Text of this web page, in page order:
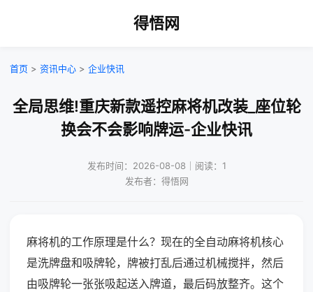
得悟网
首页 > 资讯中心 > 企业快讯
全局思维!重庆新款遥控麻将机改装_座位轮
换会不会影响牌运-企业快讯
发布时间：2026-08-08｜阅读：1
发布者：得悟网
麻将机的工作原理是什么？现在的全自动麻将机核心
是洗牌盘和吸牌轮，牌被打乱后通过机械搅拌，然后
由吸牌轮一张张吸起送入牌道，最后码放整齐。这个